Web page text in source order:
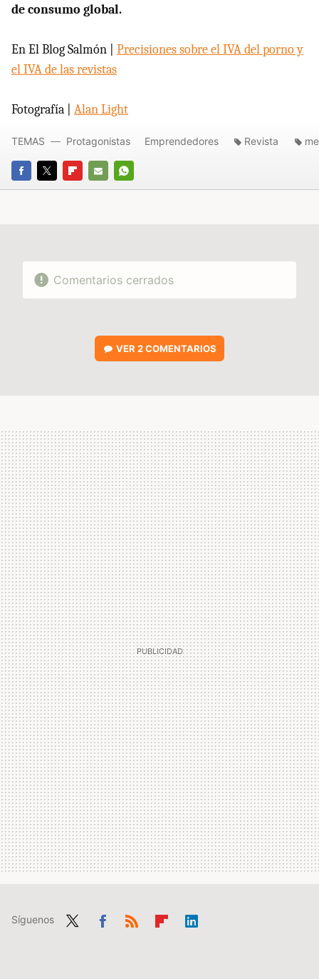
de consumo global.
En El Blog Salmón | Precisiones sobre el IVA del porno y
el IVA de las revistas
Fotografía | Alan Light
FACEBOOK
TWITTERFLIPBOARD
E-
WHATSAPP
TEMAS Protagonistas Emprendedores Revista
Comentarios cerrados
VER2 COMENTARIOS
Síguenos